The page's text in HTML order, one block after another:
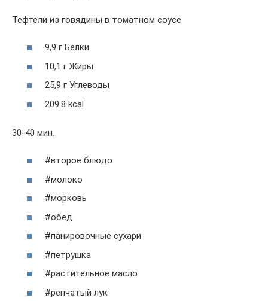
Тефтели из говядины в томатном соусе
9,9 г Белки
10,1 г Жиры
25,9 г Углеводы
209.8 kcal
30-40 мин.
#второе блюдо
#молоко
#морковь
#обед
#панировочные сухари
#петрушка
#растительное масло
#репчатый лук